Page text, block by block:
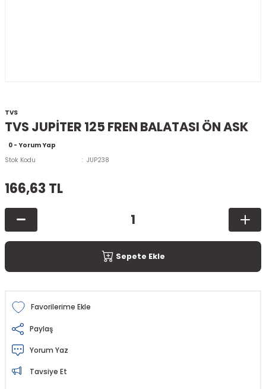
TVS
TVS JUPİTER 125 FREN BALATASI ÖN ASK
0 - Yorum Yap
Stok Kodu
JUP238
166,63 TL
Sepete Ekle
Paylaş
Yorum Yaz
Tavsiye Et